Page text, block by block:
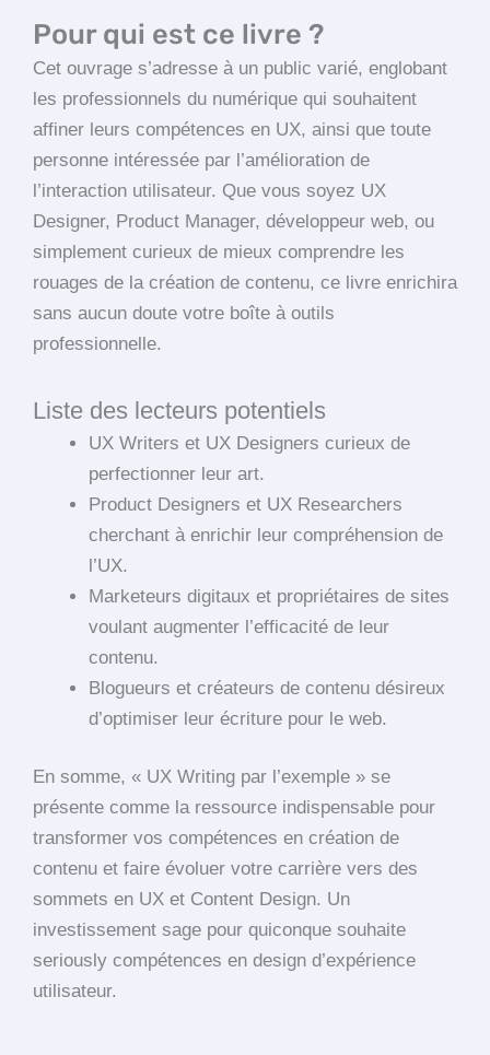
Pour qui est ce livre ?
Cet ouvrage s’adresse à un public varié, englobant
les professionnels du numérique qui souhaitent
affiner leurs compétences en UX, ainsi que toute
personne intéressée par l’amélioration de
l’interaction utilisateur. Que vous soyez UX
Designer, Product Manager, développeur web, ou
simplement curieux de mieux comprendre les
rouages de la création de contenu, ce livre enrichira
sans aucun doute votre boîte à outils
professionnelle.
Liste des lecteurs potentiels
UX Writers et UX Designers curieux de
perfectionner leur art.
Product Designers et UX Researchers
cherchant à enrichir leur compréhension de
l’UX.
Marketeurs digitaux et propriétaires de sites
voulant augmenter l’efficacité de leur
contenu.
Blogueurs et créateurs de contenu désireux
d’optimiser leur écriture pour le web.
En somme, « UX Writing par l’exemple » se
présente comme la ressource indispensable pour
transformer vos compétences en création de
contenu et faire évoluer votre carrière vers des
sommets en UX et Content Design. Un
investissement sage pour quiconque souhaite
seriously compétences en design d’expérience
utilisateur.